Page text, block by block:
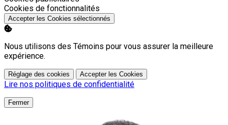
Activer
Cookies de fonctionnalités
Accepter les Cookies sélectionnés
Nous utilisons des Témoins pour vous assurer la meilleure
expérience.
Réglage des cookies Accepter les Cookies
Lire nos politiques de confidentialité
Fermer